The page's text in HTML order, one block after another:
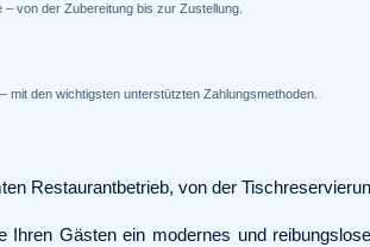
– von der Zubereitung bis zur Zustellung.
mit den wichtigsten unterstützten Zahlungsmethoden.
von der
Gästen ein modernes und